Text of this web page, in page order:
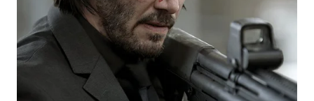
LABUANBAJO
WN
BORNEO